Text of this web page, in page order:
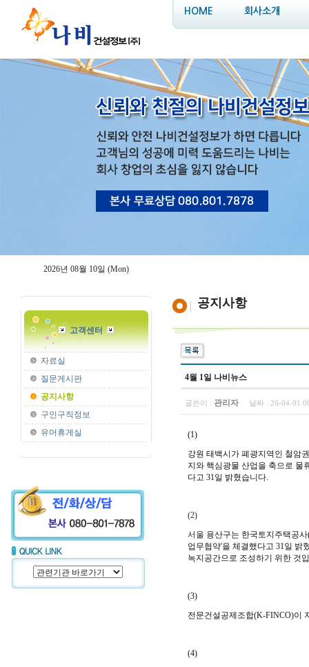
HOME 회사소개
2026년 08월 10일 (Mon)
고객센터
자료실
질문게시판
공지사항
구인구직정보
유머휴게실
공지사항
4월 1일 나비뉴스
글쓴이 : 관리자 날짜 : 26-04-01
(1)
강원 태백시가 폐광지역인 철암
지와 핵심광물 산업을 축으로 물
다고 31일 밝혔습니다.
(2)
서울 용산구는 한국토지주택공
업무협약'을 체결했다고 31일 밝
녹지공간으로 조성하기 위한 것
(3)
전문건설공제조합(K-FINCO)이
(4)